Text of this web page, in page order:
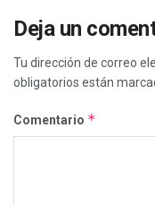
Deja un
Tu dirección de correo
obligatorios están
Comentario *